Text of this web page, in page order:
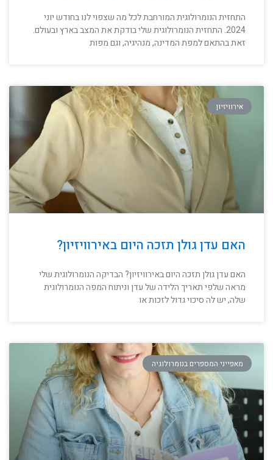
התחזית הנומרולוגית המורחבת לכל מה שצפוי לנו בחודש יוני
2024. התחזית הנומרולוגית שלי בודקת את המצב בארץ ובעולם.
זאת בהתאם למפת המדינה, מנהיגיה, וגם מפות
אירוויזיון
האם עדן גולן תזכה היום באירוויזיון?
האם עדן גולן תזכה היום באירוויזיון? הבדיקה הנומרולוגית שלי
מראה שלפי תאריך הלידה של עדן וניתוח המפה הנומרולוגית
שלה, יש לה סיכוי גדול לזכות או
מאפייני המספרים בנומרולוגיה